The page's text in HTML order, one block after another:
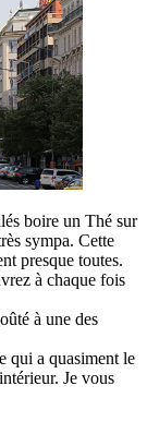
boire un Thé sur
sympa. Cette
presque toutes.
à chaque fois
à une des
qui a quasiment le
Je vous